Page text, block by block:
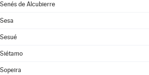
Senés de Alcubierre
Sesa
Sesué
Siétamo
Sopeira